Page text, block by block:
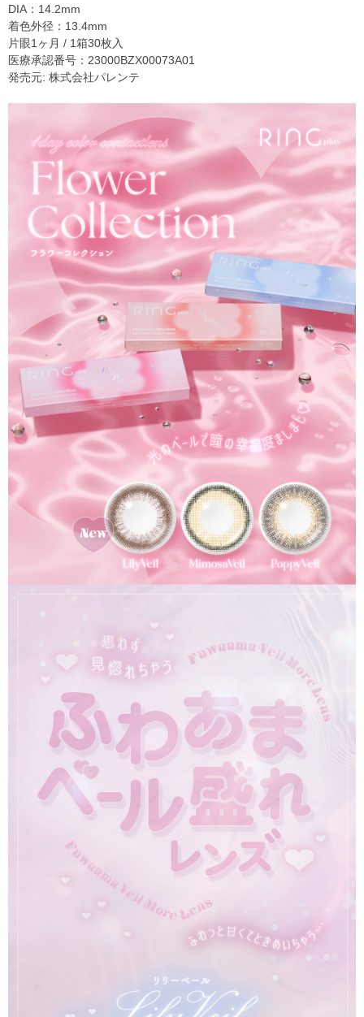
DIA：14.2mm
着色外径：13.4mm
片眼1ヶ月 / 1箱30枚入
医療承認番号：23000BZX00073A01
発売元: 株式会社パレンテ